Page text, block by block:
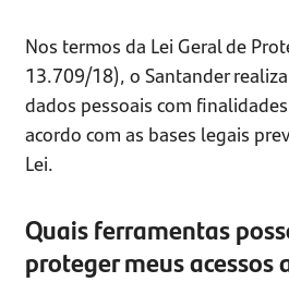
Nos termos da Lei Geral de
13.709/18), o Santander
dados pessoais com
acordo com as bases legais
Lei.
Quais ferramentas
proteger meus acessos